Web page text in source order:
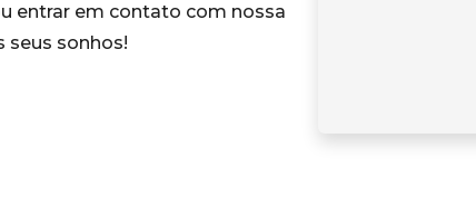
entrar em contato com nossa
seus sonhos!